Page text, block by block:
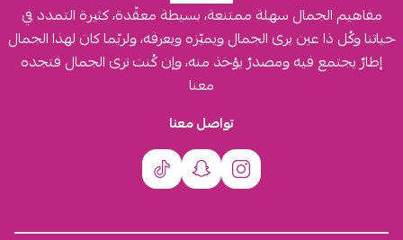
مفاهيم الجمال سهلة ممتنعة، بسيطة معقّدة، كثيرة التمدد في
حياتنا وكُل ذا عين يرى الجمال ويميّزه ويعرفه، ولربّما كان لهذا الجمال
إطارٌ يجتمع فيه ومصدرٌ يؤخذ منه، وإن كُنت ترى الجمال فتجده
معنا
تواصل معنا